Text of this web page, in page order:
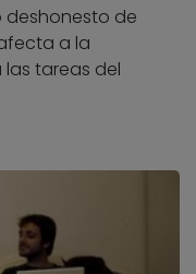
deshonesto de
a la
tareas del